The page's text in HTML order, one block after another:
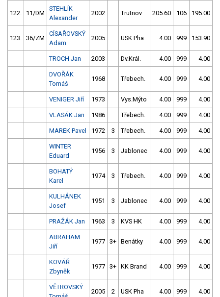
122. 11/DM
STEHLÍK
Alexander
2002 Trutnov 205.60 106 195.00
123. 36/ZM
CÍSAŘOVSKÝ
Adam
2005 USK Pha 4.00 999 153.90
TROCH Jan 2003 Dv.Král. 4.00 999 4.00
DVOŘÁK
Tomáš
1968 Třebech. 4.00 999 4.00
VENIGER Jiří 1973 Vys.Mýto 4.00 999 4.00
VLASÁK Jan 1986 Třebech. 4.00 999 4.00
MAREK Pavel 1972 3 Třebech. 4.00 999 4.00
WINTER
Eduard
1956 3 Jablonec 4.00 999 4.00
BOHATÝ
Karel
1974 3 Třebech. 4.00 999 4.00
KULHÁNEK
Josef
1951 3 Jablonec 4.00 999 4.00
PRAŽÁK Jan 1963 3 KVS HK 4.00 999 4.00
ABRAHAM
Jiří
1977 3+ Benátky 4.00 999 4.00
KOVÁŘ
Zbyněk
1977 3+ KK Brand 4.00 999 4.00
VĚTROVSKÝ
2005 2 USK Pha 4.00 999 4.00